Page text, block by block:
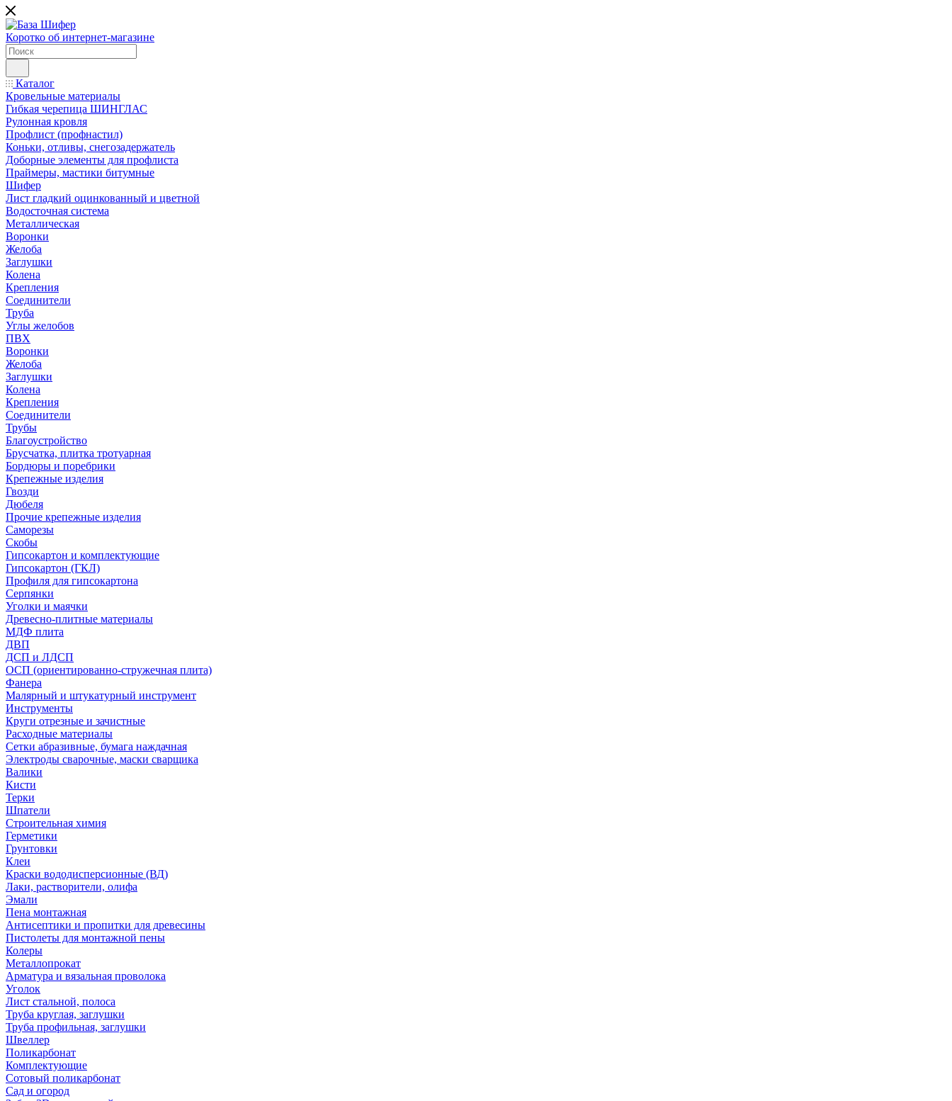
Коротко об интернет-магазине
Каталог
Кровельные материалы
Гибкая черепица ШИНГЛАС
Рулонная кровля
Профлист (профнастил)
Коньки, отливы, снегозадержатель
Доборные элементы для профлиста
Праймеры, мастики битумные
Шифер
Лист гладкий оцинкованный и цветной
Водосточная система
Металлическая
Воронки
Желоба
Заглушки
Колена
Крепления
Соединители
Труба
Углы желобов
ПВХ
Воронки
Желоба
Заглушки
Колена
Крепления
Соединители
Трубы
Благоустройство
Брусчатка, плитка тротуарная
Бордюры и поребрики
Крепежные изделия
Гвозди
Дюбеля
Прочие крепежные изделия
Саморезы
Скобы
Гипсокартон и комплектующие
Гипсокартон (ГКЛ)
Профиля для гипсокартона
Серпянки
Уголки и маячки
Древесно-плитные материалы
МДФ плита
ДВП
ДСП и ЛДСП
ОСП (ориентированно-стружечная плита)
Фанера
Малярный и штукатурный инструмент
Инструменты
Круги отрезные и зачистные
Расходные материалы
Сетки абразивные, бумага наждачная
Электроды сварочные, маски сварщика
Валики
Кисти
Терки
Шпатели
Строительная химия
Герметики
Грунтовки
Клеи
Краски вододисперсионные (ВД)
Лаки, растворители, олифа
Эмали
Пена монтажная
Антисептики и пропитки для древесины
Пистолеты для монтажной пены
Колеры
Металлопрокат
Арматура и вязальная проволока
Уголок
Лист стальной, полоса
Труба круглая, заглушки
Труба профильная, заглушки
Швеллер
Поликарбонат
Комплектующие
Сотовый поликарбонат
Сад и огород